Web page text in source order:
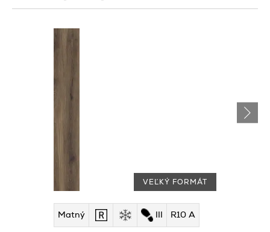
VEĽKÝ FORMÁT
Matný R10 A